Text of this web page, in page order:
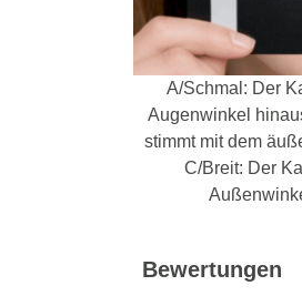
A/Schmal: Der
Augenwinkel
stimmt mit dem
C/Breit: Der
Bewertungen